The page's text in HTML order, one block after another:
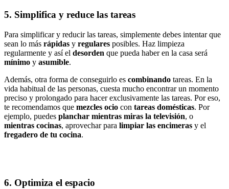
5. Simplifica y reduce las tareas
Para simplificar y reducir las tareas, simplemente debes intentar que
sean lo más rápidas y regulares posibles. Haz limpieza
regularmente y así el desorden que pueda haber en la casa será
mínimo y asumible.
Además, otra forma de conseguirlo es combinando tareas. En la
vida habitual de las personas, cuesta mucho encontrar un momento
preciso y prolongado para hacer exclusivamente las tareas. Por eso,
te recomendamos que mezcles ocio con tareas domésticas. Por
ejemplo, puedes planchar mientras miras la televisión, o
mientras cocinas, aprovechar para limpiar las encimeras y el
fregadero de tu cocina.
6. Optimiza el espacio